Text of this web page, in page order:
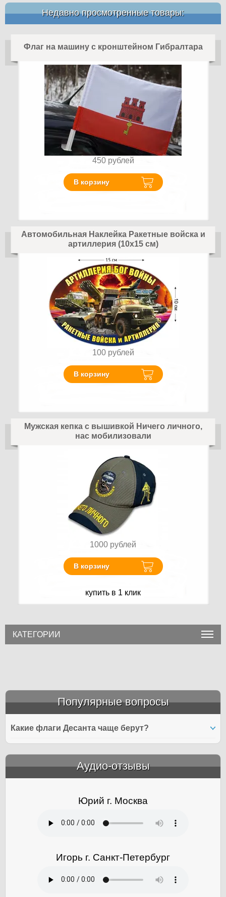
Недавно просмотренные товары:
Флаг на машину с кронштейном Гибралтара
450 рублей
В корзину
Автомобильная Наклейка Ракетные войска и
артиллерия (10x15 см)
100 рублей
В корзину
Мужская кепка с вышивкой Ничего личного,
нас мобилизовали
1000 рублей
В корзину
купить в 1 клик
КАТЕГОРИИ
Популярные вопросы
Какие флаги Десанта чаще берут?
Аудио-отзывы
Юрий г. Москва
Игорь г. Санкт-Петербург